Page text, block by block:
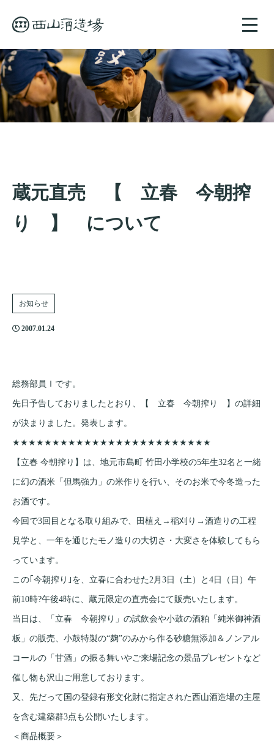
toggle
蔵元直売 【 立春 今朝搾
り 】 について
お知らせ
2007.01.24
総務部員Ｉです。
先日予告しておりましたとおり、【 立春 今朝搾り 】の詳細
が決まりました。発表します。
★★★★★★★★★★★★★★★★★★★★★★★★★
【立春 今朝搾り】は、地元市島町 竹田小学校の5年生32名と一緒
に幻の酒米「但馬強力」の米作りを行い、そのお米で今冬造った
お酒です。
今回で3回目となる取り組みで、田植え→稲刈り→酒造りの工程
見学と、一年を通じたモノ造りの大切さ・大変さを体験してもら
っています。
この｢今朝搾り｣を、立春に合わせた2月3日（土）と4日（日）午
前10時?午後4時に、蔵元限定の直売会にて販売いたします。
当日は、「立春 今朝搾り」の試飲会や小鼓の酒粕「純米御神酒
板」の販売、小鼓特製の“麹”のみから作る砂糖無添加＆ノンアル
コールの「甘酒」の振る舞いやご来場記念の景品プレゼントなど
催し物も沢山ご用意しております。
又、先だって国の登録有形文化財に指定された西山酒造場の主屋
を含む建築群3点も公開いたします。
＜商品概要＞